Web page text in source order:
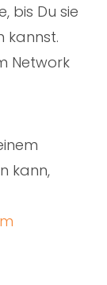
bis Du sie
kannst.
Network
kann,